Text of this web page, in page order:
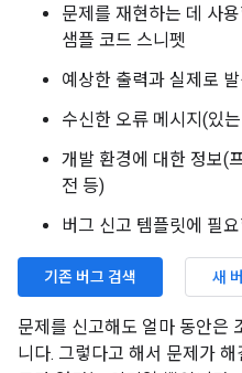
문제를 재현하는 데 사
샘플 코드 스니펫
예상한 출력과 실제로
수신한 오류 메시지(있
개발 환경에 대한 정보(
전 등)
버그 신고 템플릿에 필
기존 버그 검색 새
문제를 신고해도 얼마 동안은
니다. 그렇다고 해서 문제가